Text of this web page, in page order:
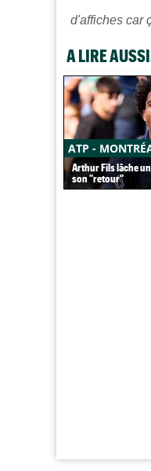
d'affiches car
A LIRE
ATP -
Arthur Fils lâche
son "retour"